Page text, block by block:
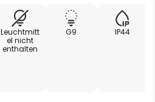
Leuchtmitt
el nicht
enthalten
G9 IP44